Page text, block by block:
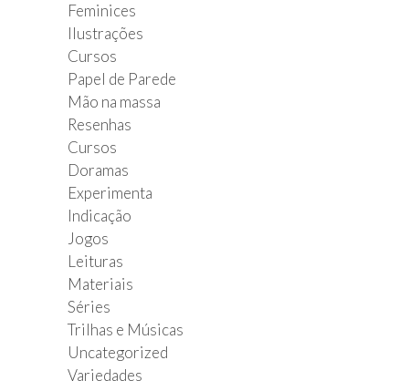
Feminices
Ilustrações
Cursos
Papel de Parede
Mão na massa
Resenhas
Cursos
Doramas
Experimenta
Indicação
Jogos
Leituras
Materiais
Séries
Trilhas e Músicas
Uncategorized
Variedades